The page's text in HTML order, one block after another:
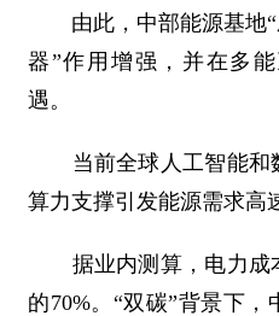
由此，中部能源基地“
器”作用增强，并在多
遇。
当前全球人工智能和
算力支撑引发能源需求高
据业内测算，电力成
的70%。“双碳”背景下